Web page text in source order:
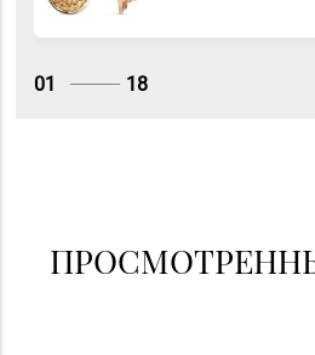
134,
8 (01562) 5-42-41, 5-42-
01 18